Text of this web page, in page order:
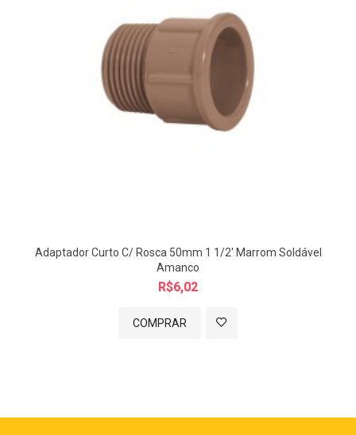
Imagem meramente ilustrativa.
Adaptador Curto C/ Rosca 50mm 1 1/2' Marrom Soldável
Amanco
R$6,02
COMPRAR